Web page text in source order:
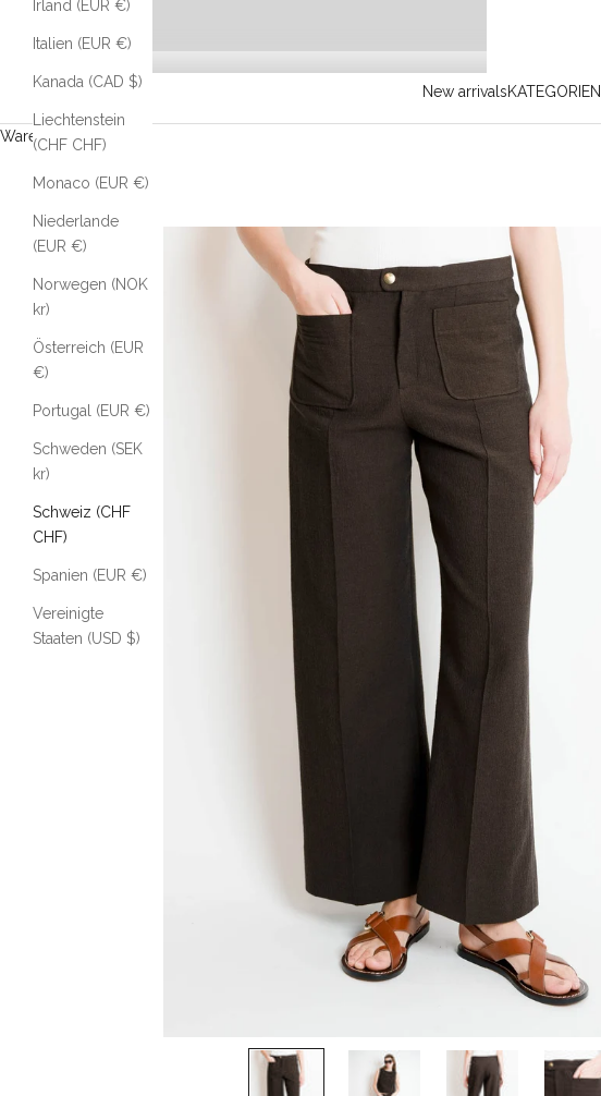
New arrivalsKATEGORIEN
Irland (EUR €)
Italien (EUR €)
Kanada (CAD $)
Liechtenstein
(CHF CHF)
Monaco (EUR €)
Niederlande
(EUR €)
Norwegen (NOK
kr)
Österreich (EUR
€)
Portugal (EUR €)
Schweden (SEK
kr)
Schweiz (CHF
CHF)
Spanien (EUR €)
Vereinigte
Staaten (USD $)
Warenkorb